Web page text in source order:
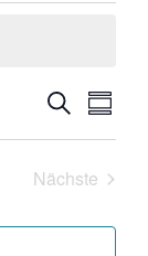
Such-
und
Suche
Nächste